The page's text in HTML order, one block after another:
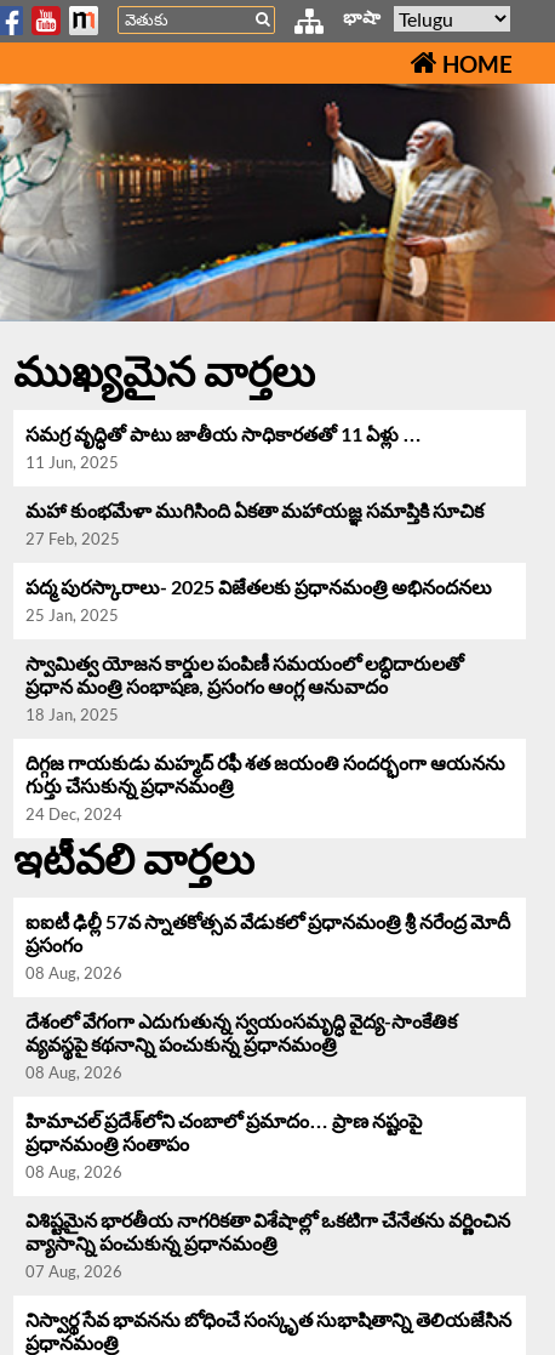
Search భాషా
HOME
ముఖ్యమైన వార్తలు
సమగ్ర వృద్ధి‌తో పాటు జాతీయ సాధికారతతో 11 ఏళ్లు …
11 Jun, 2025
మహా కుంభమేళా ముగిసింది ఏకతా మహాయజ్ఞ సమాప్తికి సూచిక
27 Feb, 2025
పద్మ పురస్కారాలు- 2025 విజేతలకు ప్రధానమంత్రి అభినందనలు
25 Jan, 2025
స్వామిత్వ యోజన కార్డుల పంపిణీ సమయంలో లబ్ధిదారులతో
ప్రధాన మంత్రి సంభాషణ, ప్రసంగం ఆంగ్ల ఆనువాదం
18 Jan, 2025
దిగ్గజ గాయకుడు మహ్మద్ రఫీ శత జయంతి సందర్భంగా ఆయనను
గుర్తు చేసుకున్న ప్రధానమంత్రి
24 Dec, 2024
ఇటీవలి వార్తలు
ఐఐటీ ఢిల్లీ 57వ స్నాతకోత్సవ వేడుకలో ప్రధానమంత్రి శ్రీ నరేంద్ర మోదీ
ప్రసంగం
08 Aug, 2026
దేశంలో వేగంగా ఎదుగుతున్న స్వయంసమృద్ధి వైద్య-సాంకేతిక
వ్యవస్థపై కథనాన్ని పంచుకున్న ప్రధానమంత్రి
08 Aug, 2026
హిమాచల్ ప్రదేశ్‌లోని చంబాలో ప్రమాదం… ప్రాణ నష్టంపై
ప్రధానమంత్రి సంతాపం
08 Aug, 2026
విశిష్టమైన భారతీయ నాగరికతా విశేషాల్లో ఒకటిగా చేనేతను వర్ణించిన
వ్యాసాన్ని పంచుకున్న ప్రధానమంత్రి
07 Aug, 2026
నిస్వార్థ సేవ భావనను బోధించే సంస్కృత సుభాషితాన్ని తెలియజేసిన
ప్రధానమంత్రి